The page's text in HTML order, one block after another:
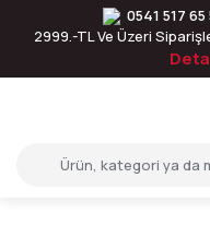
0541 517 65
2999.-TL Ve Üzeri